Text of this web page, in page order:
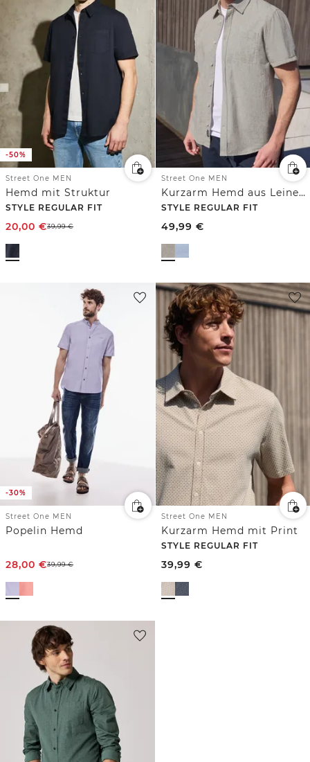
-50%
Street One MEN
Hemd mit Struktur
STYLE REGULAR FIT
20,00 €39,99€
Street One MEN
Kurzarm Hemd aus Leinenmix
STYLE REGULAR FIT
49,99 €
-30%
Street One MEN
Popelin Hemd
28,00 €39,99€
Street One MEN
Kurzarm Hemd mit Print
STYLE REGULAR FIT
39,99 €